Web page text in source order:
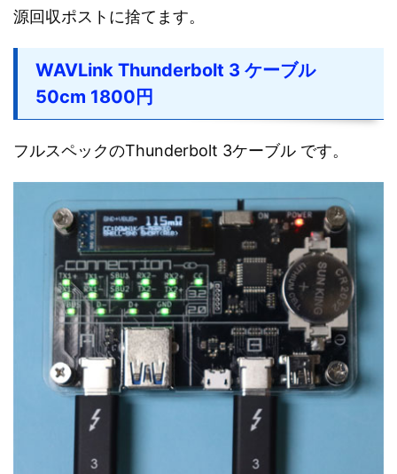
源回収ポストに捨てます。
WAVLink Thunderbolt 3 ケーブル
50cm 1800円
フルスペックのThunderbolt 3ケーブル です。